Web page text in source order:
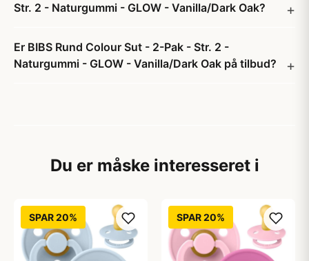
Str. 2 - Naturgummi - GLOW - Vanilla/Dark Oak?
Er BIBS Rund Colour Sut - 2-Pak - Str. 2 -
Naturgummi - GLOW - Vanilla/Dark Oak på tilbud?
Du er måske interesseret i
SPAR 20% SPAR 20%